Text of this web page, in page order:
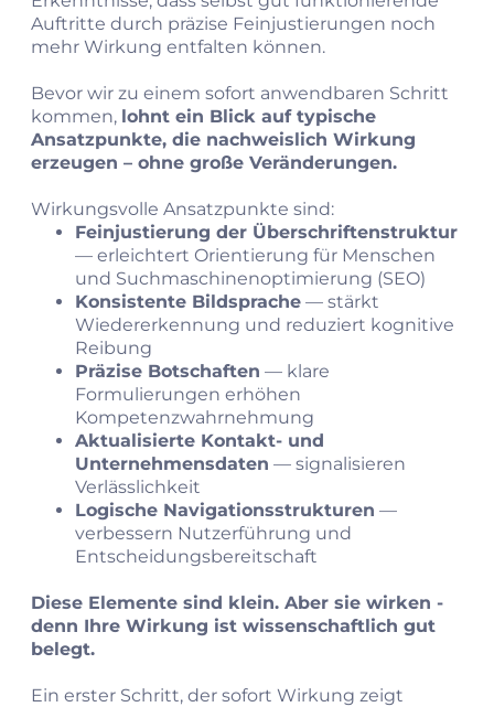
Auftritte durch präzise Feinjustierungen noch
mehr Wirkung entfalten können.
Bevor wir zu einem sofort anwendbaren Schritt
kommen, lohnt ein Blick auf typische
Ansatzpunkte, die nachweislich Wirkung
erzeugen – ohne große Veränderungen.
Wirkungsvolle Ansatzpunkte sind:
Feinjustierung der Überschriftenstruktur
— erleichtert Orientierung für Menschen
und Suchmaschinenoptimierung (SEO)
Konsistente Bildsprache — stärkt
Wiedererkennung und reduziert kognitive
Reibung
Präzise Botschaften — klare
Formulierungen erhöhen
Kompetenzwahrnehmung
Aktualisierte Kontakt- und
Unternehmensdaten — signalisieren
Verlässlichkeit
Logische Navigationsstrukturen —
verbessern Nutzerführung und
Entscheidungsbereitschaft
Diese Elemente sind klein. Aber sie wirken -
denn Ihre Wirkung ist wissenschaftlich gut
belegt.
Ein erster Schritt, der sofort Wirkung zeigt